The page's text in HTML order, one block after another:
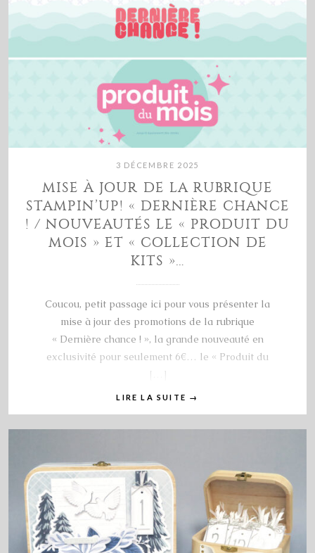
3 DÉCEMBRE 2025
MISE À JOUR DE LA RUBRIQUE
STAMPIN’UP! « DERNIÈRE CHANCE
! / NOUVEAUTÉS LE « PRODUIT DU
MOIS » ET « COLLECTION DE
KITS »…
Coucou, petit passage ici pour vous présenter la
mise à jour des promotions de la rubrique
« Dernière chance ! », la grande nouveauté en
exclusivité pour seulement 6€… le « Produit du
[…]
LIRE LA SUITE →